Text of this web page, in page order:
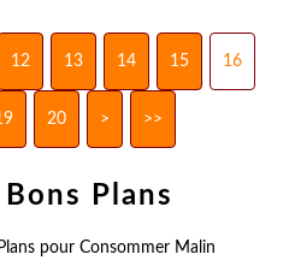
12 13 14 15 16
20 > >>
Plans